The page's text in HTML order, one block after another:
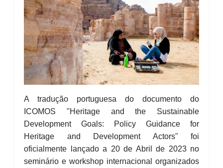
A tradução portuguesa do documento do
ICOMOS "Heritage and the Sustainable
Development Goals: Policy Guidance for
Heritage and Development Actors" foi
oficialmente lançado a 20 de Abril de 2023 no
seminário e workshop internacional organizados